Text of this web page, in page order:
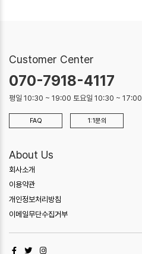
Customer Center
070-7918-4117
평일 10:30 ~ 19:00 토요일 10:30 ~ 17:00
FAQ 1:1문의
About Us
회사소개
이용약관
개인정보처리방침
이메일무단수집거부